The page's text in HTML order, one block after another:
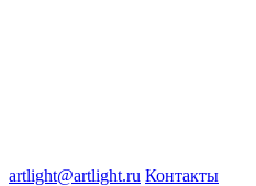
artlight@artlight.ru Контакты